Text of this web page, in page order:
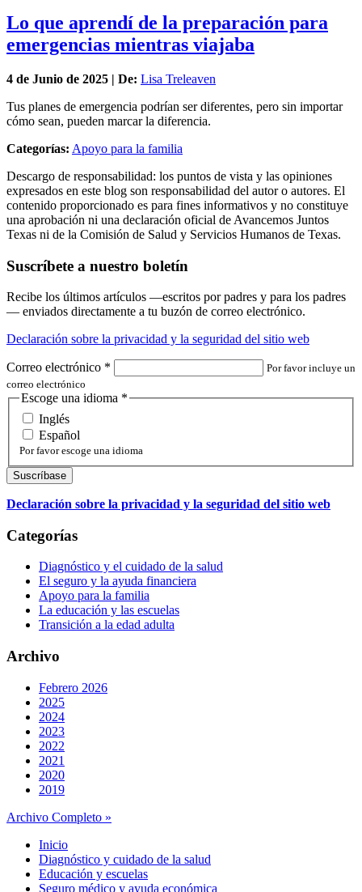
Lo que aprendí de la preparación para
emergencias mientras viajaba
4 de Junio de 2025 | De: Lisa Treleaven
Tus planes de emergencia podrían ser diferentes, pero sin importar
cómo sean, pueden marcar la diferencia.
Categorías: Apoyo para la familia
Descargo de responsabilidad: los puntos de vista y las opiniones
expresados en este blog son responsabilidad del autor o autores. El
contenido proporcionado es para fines informativos y no constituye
una aprobación ni una declaración oficial de Avancemos Juntos
Texas ni de la Comisión de Salud y Servicios Humanos de Texas.
Suscríbete a nuestro boletín
Recibe los últimos artículos —escritos por padres y para los padres
— enviados directamente a tu buzón de correo electrónico.
Declaración sobre la privacidad y la seguridad del sitio web
Correo electrónico *
Por favor incluye un
correo electrónico
Escoge una idioma *
Inglés
Español
Por favor escoge una idioma
Declaración sobre la privacidad y la seguridad del sitio web
Categorías
Diagnóstico y el cuidado de la salud
El seguro y la ayuda financiera
Apoyo para la familia
La educación y las escuelas
Transición a la edad adulta
Archivo
Febrero 2026
2025
2024
2023
2022
2021
2020
2019
Archivo Completo »
Inicio
Diagnóstico y cuidado de la salud
Educación y escuelas
Seguro médico y ayuda económica